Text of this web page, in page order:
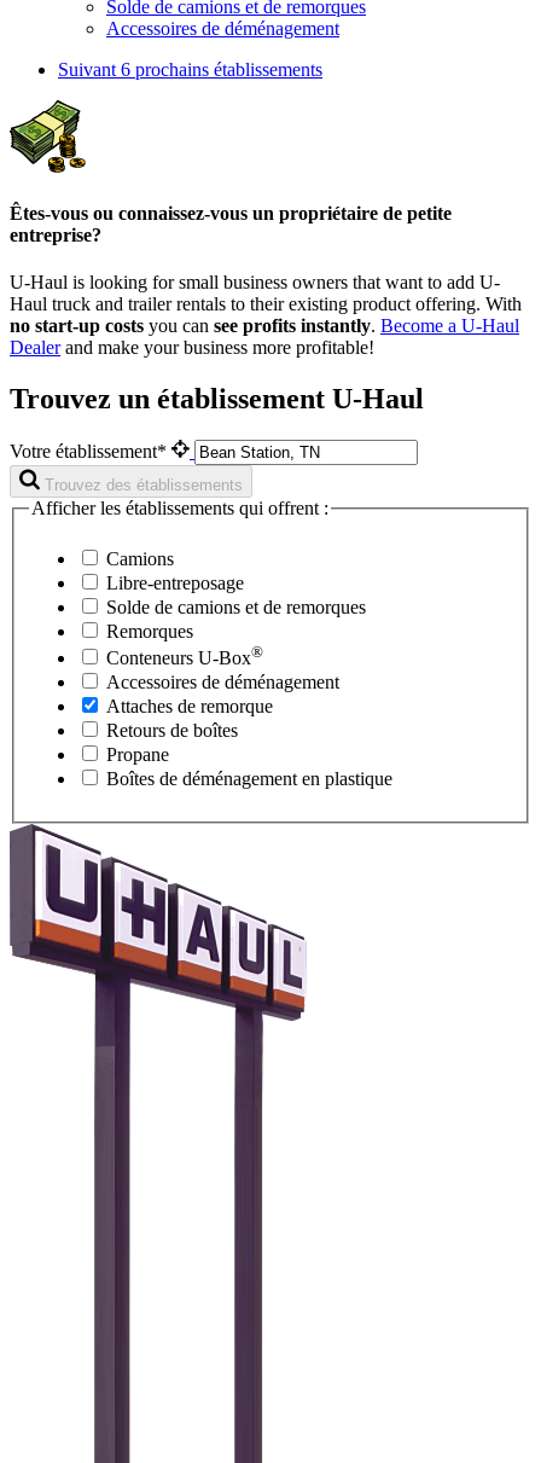
Solde de camions et de remorques
Accessoires de déménagement
Suivant 6 prochains établissements
Êtes-vous ou connaissez-vous un propriétaire de petite
entreprise?
U-Haul is looking for small business owners that want to add U-
Haul truck and trailer rentals to their existing product offering. With
no start-up costs you can see profits instantly. Become a U-Haul
Dealerand make your business more profitable!
Trouvez un établissement U-Haul
Votre établissement*
Trouvez des établissements
Afficher les établissements qui offrent :
Camions
Libre-entreposage
Solde de camions et de remorques
Remorques
Conteneurs U-Box®
Accessoires de déménagement
Attaches de remorque
Retours de boîtes
Propane
Boîtes de déménagement en plastique